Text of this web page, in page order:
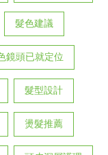
髮色建議
鏡頭已就定位
髮型設計
燙髮推薦